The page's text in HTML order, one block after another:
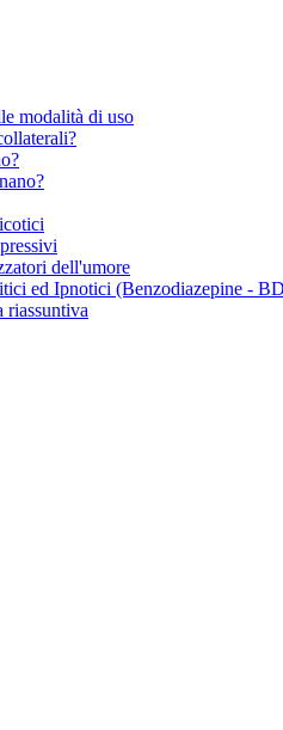
modalità di uso
dell'umore
ed Ipnotici (Benzodiazepine -
riassuntiva